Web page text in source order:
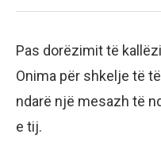
Pas dorëzimit të
Onima për shkelje të
ndarë një mesazh të
e tij.